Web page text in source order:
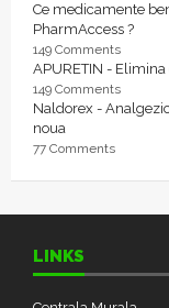
Ce medicamente
PharmAccess ?
149 Comments
APURETIN -
149 Comments
Naldorex -
noua
77 Comments
LINKS